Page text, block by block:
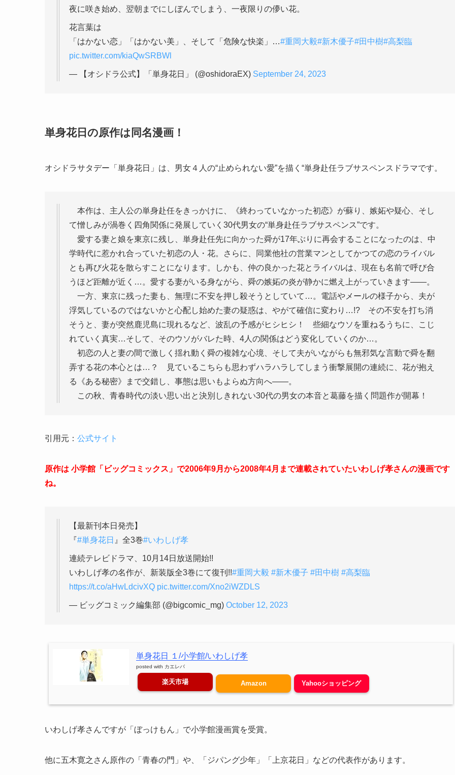
夜に咲き始め、翌朝までにしぼんでしまう、一夜限りの儚い花。
花言葉は
「はかない恋」「はかない美」、そして「危険な快楽」…#重岡大毅#新木優子#田中樹#高梨臨
pic.twitter.com/kiaQwSRBWl
— 【オシドラ公式】「単身花日」 (@oshidoraEX) September 24, 2023
単身花日の原作は同名漫画！
オシドラサタデー「単身花日」は、男女４人の“止められない愛”を描く“単身赴任ラブサスペンスドラマです。
本作は、主人公の単身赴任をきっかけに、《終わっていなかった初恋》が蘇り、嫉妬や疑心、そし
て憎しみが渦巻く四角関係に発展していく30代男女の“単身赴任ラブサスペンス”です。
愛する妻と娘を東京に残し、単身赴任先に向かった舜が17年ぶりに再会することになったのは、中
学時代に惹かれ合っていた初恋の人・花。さらに、同業他社の営業マンとしてかつての恋のライバル
とも再び火花を散らすことになります。しかも、仲の良かった花とライバルは、現在も名前で呼び合
うほど距離が近く…。愛する妻がいる身ながら、舜の嫉妬の炎が静かに燃え上がっていきます――。
一方、東京に残った妻も、無理に不安を押し殺そうとしていて…。電話やメールの様子から、夫が
浮気しているのではないかと心配し始めた妻の疑惑は、やがて確信に変わり…!? その不安を打ち消
そうと、妻が突然鹿児島に現れるなど、波乱の予感がヒシヒシ！ 些細なウソを重ねるうちに、こじ
れていく真実…そして、そのウソがバレた時、4人の関係はどう変化していくのか…。
初恋の人と妻の間で激しく揺れ動く舜の複雑な心境、そして夫がいながらも無邪気な言動で舜を翻
弄する花の本心とは…？ 見ているこちらも思わずハラハラしてしまう衝撃展開の連続に、花が抱え
る《ある秘密》まで交錯し、事態は思いもよらぬ方向へ――。
この秋、青春時代の淡い思い出と決別しきれない30代の男女の本音と葛藤を描く問題作が開幕！
引用元： 公式サイト
原作は 小学館「ビッグコミックス」で2006年9月から2008年4月まで連載されていたいわしげ孝さんの漫画です
ね。
【最新刊本日発売】
『#単身花日 』全3巻#いわしげ孝
連続テレビドラマ、10月14日放送開始!!
いわしげ孝の名作が、新装版全3巻にて復刊!!#重岡大毅 #新木優子 #田中樹 #高梨臨
https://t.co/aHwLdcivXQ pic.twitter.com/Xno2iWZDLS
— ビッグコミック編集部 (@bigcomic_mg) October 12, 2023
単身花日 １/小学館/いわしげ孝
posted with カエレバ
楽天市場 Amazon Yahooショッピング
いわしげ孝さんですが「ぼっけもん」で小学館漫画賞を受賞。
他に五木寛之さん原作の「青春の門」や、「ジパング少年」「上京花日」などの代表作があります。